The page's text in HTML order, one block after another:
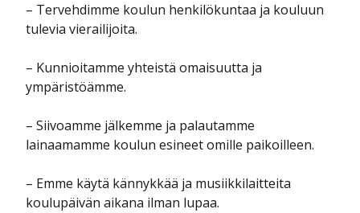
– Tervehdimme koulun henkilökuntaa ja kouluun
tulevia vierailijoita.
– Kunnioitamme yhteistä omaisuutta ja
ympäristöämme.
– Siivoamme jälkemme ja palautamme
lainaamamme koulun esineet omille paikoilleen.
– Emme käytä kännykkää ja musiikkilaitteita
koulupäivän aikana ilman lupaa.